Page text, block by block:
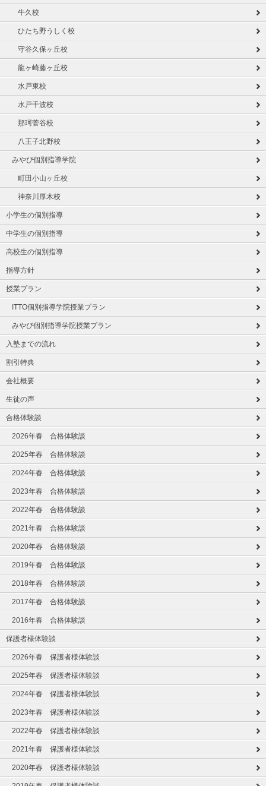
牛久校
ひたち野うしく校
守谷久保ヶ丘校
龍ヶ崎藤ヶ丘校
水戸東校
水戸千波校
那珂菅谷校
八王子北野校
みやび個別指導学院
町田小山ヶ丘校
神奈川厚木校
小学生の個別指導
中学生の個別指導
高校生の個別指導
指導方針
授業プラン
ITTO個別指導学院授業プラン
みやび個別指導学院授業プラン
入塾までの流れ
割引特典
会社概要
生徒の声
合格体験談
2026年春 合格体験談
2025年春 合格体験談
2024年春 合格体験談
2023年春 合格体験談
2022年春 合格体験談
2021年春 合格体験談
2020年春 合格体験談
2019年春 合格体験談
2018年春 合格体験談
2017年春 合格体験談
2016年春 合格体験談
保護者様体験談
2026年春 保護者様体験談
2025年春 保護者様体験談
2024年春 保護者様体験談
2023年春 保護者様体験談
2022年春 保護者様体験談
2021年春 保護者様体験談
2020年春 保護者様体験談